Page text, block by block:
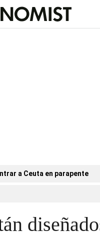
a Ceuta en parapente